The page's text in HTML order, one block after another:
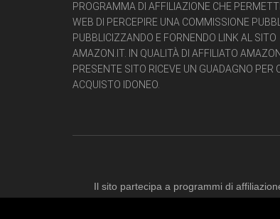
PROGRAMMA DI AFFILIAZIONE CHE
WEB DI PERCEPIRE UNA COMMISSIONE
PUBBLICIZZANDO E FORNENDO LINK AL SITO
AMAZON.IT. IN QUALITÀ DI AFFILIATO AMAZON,
PRESENTE SITO RICEVE UN GUADAGNO PER
ACQUISTO IDONEO.
Il sito partecipa a programmi di